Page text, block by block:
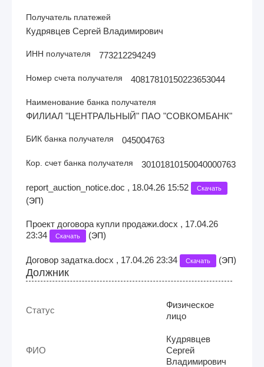
Получатель платежей
Кудрявцев Сергей Владимирович
ИНН получателя 773212294249
Номер счета получателя 40817810150223653044
Наименование банка получателя
ФИЛИАЛ "ЦЕНТРАЛЬНЫЙ" ПАО "СОВКОМБАНК"
БИК банка получателя 045004763
Кор. счет банка получателя 30101810150040000763
report_auction_notice.doc , 18.04.26 15:52 Скачать
(ЭП)
Проект договора купли продажи.docx , 17.04.26
23:34
Скачать (ЭП)
Договор задатка.docx , 17.04.26 23:34 Скачать (ЭП)
Должник
Статус
Физическое
лицо
ФИО
Кудрявцев
Сергей
Владимирович